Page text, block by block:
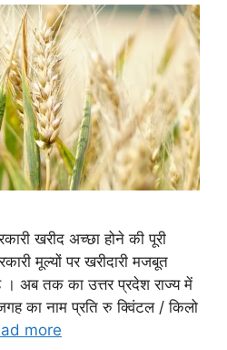
खरीद अच्छा होने की पूरी
मूल्यों पर खरीदारी मजबूत
। अब तक का उत्तर प्रदेश राज्य में
का नाम प्रति रु क्विंटल / किलो
more